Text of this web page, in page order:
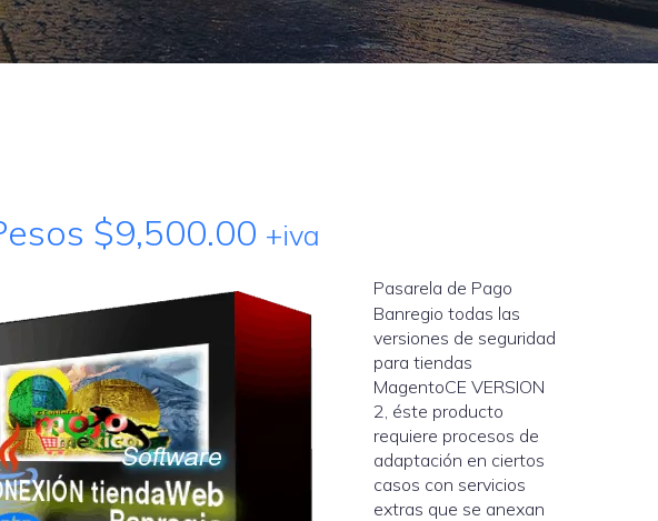
$9,500.00 +iva
Pasarela de Pago
Banregio todas las
versiones de seguridad
para tiendas
MagentoCE VERSION
2, éste producto
requiere procesos de
adaptación en ciertos
casos con servicios
extras que se anexan